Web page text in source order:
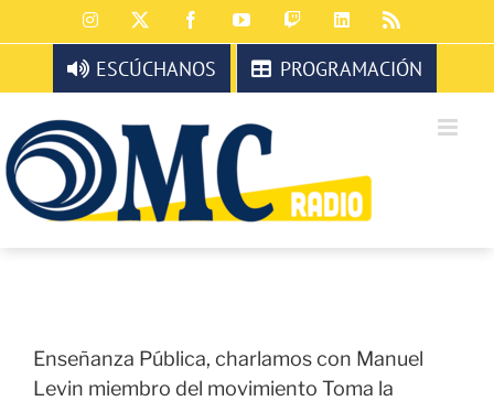
al
contenido
Instagram FacebookYouTubeTwitchLinkedIn
ESCÚCHANOS PROGRAMACIÓN
Enseñanza Pública, charlamos con Manuel
Levin miembro del movimiento Toma la